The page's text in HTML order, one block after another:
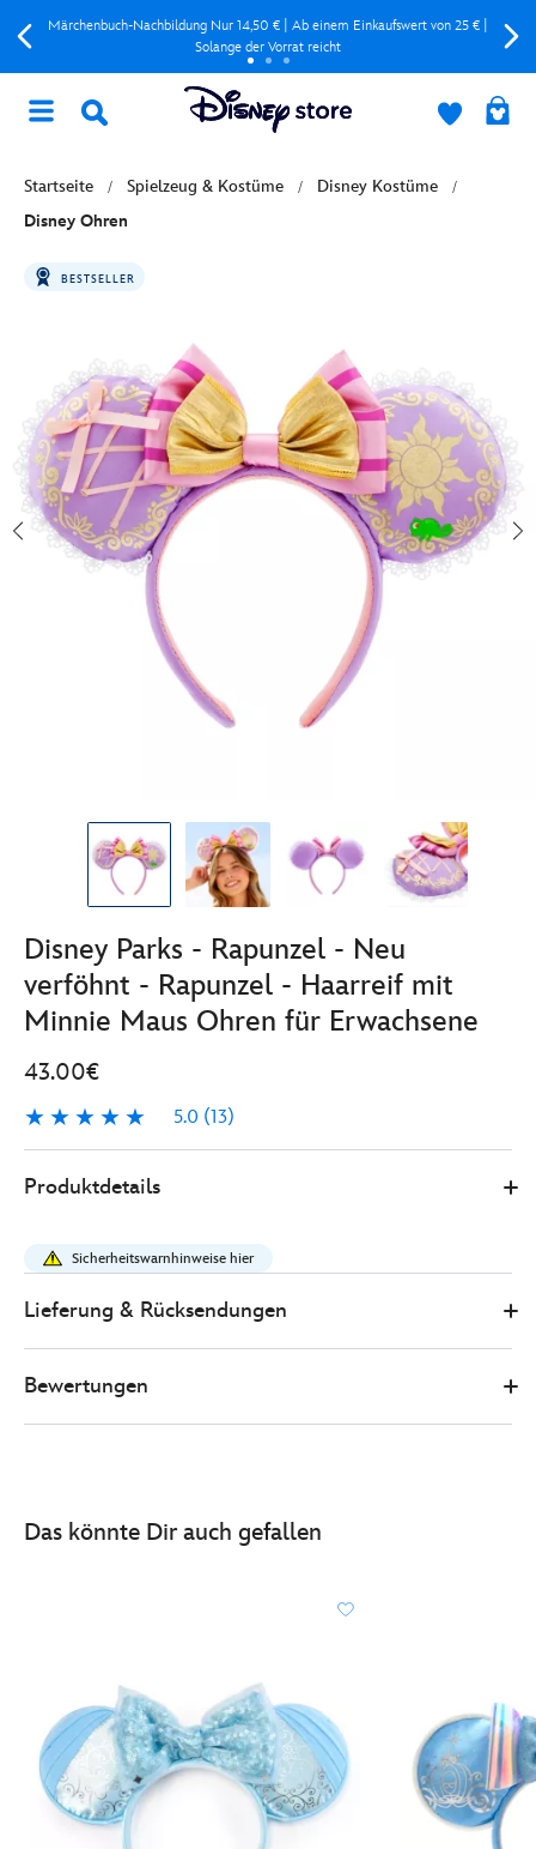
Märchenbuch-Nachbildung Nur 14,50 € | Ab einem Einkaufswert von 25 € |
Solange der Vorrat reicht
Startseite Spielzeug & Kostüme
Disney Kostüme
Disney Ohren
BESTSELLER
Disney Parks - Rapunzel - Neu
verföhnt - Rapunzel - Haarreif mit
Minnie Maus Ohren für Erwachsene
43.00€
5.0 (13)
5.0
13
43.00
neu-
rapunzel-
ohren-
erwachsene-
445037716164.html
Produktdetails
Sicherheitswarnhinweise hier
Lieferung & Rücksendungen
Bewertungen
Das könnte Dir auch gefallen